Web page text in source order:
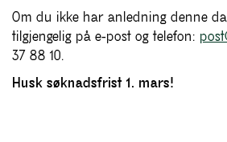
Om du ikke har anledning denne
tilgjengelig på e-post og telefon:
37 88 10.
Husk søknadsfrist 1. mars!